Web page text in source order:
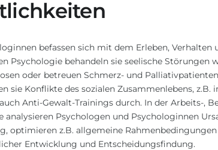
befassen sich mit dem Erleben, Verhalten
Psychologie behandeln sie seelische Störungen
oder betreuen Schmerz- und Palliativpatienten
sie Konflikte des sozialen Zusammenlebens, z.B.
Anti-Gewalt-Trainings durch. In der Arbeits-,
analysieren Psychologen und Psychologinnen
optimieren z.B. allgemeine
Entwicklung und Entscheidungsfindung.